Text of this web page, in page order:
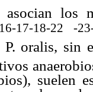
asocian los
17-18-22 -
oralis, sin
suelen